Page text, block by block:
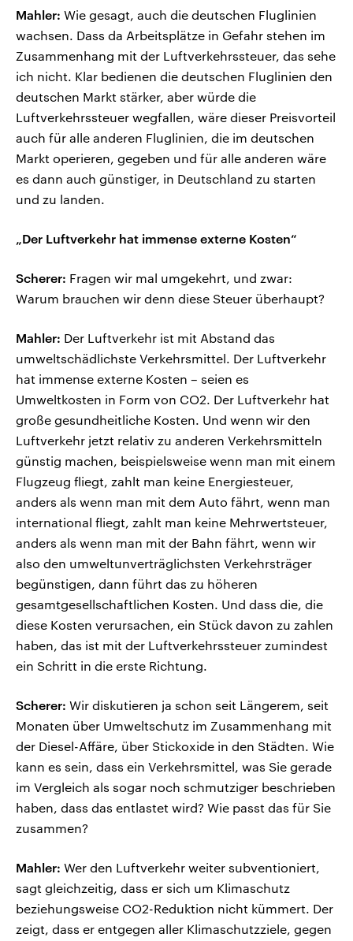
Mahler: Wie gesagt, auch die deutschen Fluglinien
wachsen. Dass da Arbeitsplätze in Gefahr stehen im
Zusammenhang mit der Luftverkehrssteuer, das sehe
ich nicht. Klar bedienen die deutschen Fluglinien den
deutschen Markt stärker, aber würde die
Luftverkehrssteuer wegfallen, wäre dieser Preisvorteil
auch für alle anderen Fluglinien, die im deutschen
Markt operieren, gegeben und für alle anderen wäre
es dann auch günstiger, in Deutschland zu starten
und zu landen.
„Der Luftverkehr hat immense externe Kosten“
Scherer: Fragen wir mal umgekehrt, und zwar:
Warum brauchen wir denn diese Steuer überhaupt?
Mahler: Der Luftverkehr ist mit Abstand das
umweltschädlichste Verkehrsmittel. Der Luftverkehr
hat immense externe Kosten – seien es
Umweltkosten in Form von CO2. Der Luftverkehr hat
große gesundheitliche Kosten. Und wenn wir den
Luftverkehr jetzt relativ zu anderen Verkehrsmitteln
günstig machen, beispielsweise wenn man mit einem
Flugzeug fliegt, zahlt man keine Energiesteuer,
anders als wenn man mit dem Auto fährt, wenn man
international fliegt, zahlt man keine Mehrwertsteuer,
anders als wenn man mit der Bahn fährt, wenn wir
also den umweltunverträglichsten Verkehrsträger
begünstigen, dann führt das zu höheren
gesamtgesellschaftlichen Kosten. Und dass die, die
diese Kosten verursachen, ein Stück davon zu zahlen
haben, das ist mit der Luftverkehrssteuer zumindest
ein Schritt in die erste Richtung.
Scherer: Wir diskutieren ja schon seit Längerem, seit
Monaten über Umweltschutz im Zusammenhang mit
der Diesel-Affäre, über Stickoxide in den Städten. Wie
kann es sein, dass ein Verkehrsmittel, was Sie gerade
im Vergleich als sogar noch schmutziger beschrieben
haben, dass das entlastet wird? Wie passt das für Sie
zusammen?
Mahler: Wer den Luftverkehr weiter subventioniert,
sagt gleichzeitig, dass er sich um Klimaschutz
beziehungsweise CO2-Reduktion nicht kümmert. Der
zeigt, dass er entgegen aller Klimaschutzziele, gegen